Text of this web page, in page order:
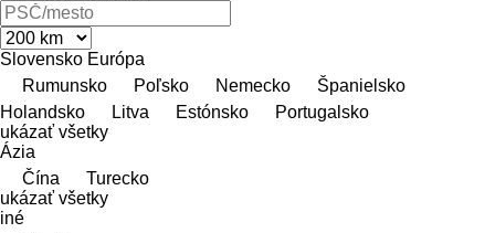
Slovensko Európa
Rumunsko
Poľsko Nemecko
Španielsko
Holandsko
Litva Estónsko
Portugalsko
ukázať všetky
Ázia
Čína
Turecko
ukázať všetky
iné